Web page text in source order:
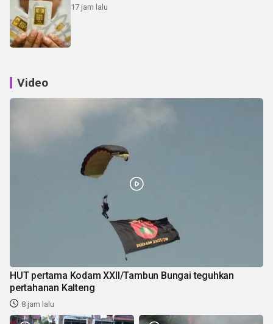
17 jam lalu
Video
HUT pertama Kodam XXII/Tambun Bungai teguhkan
pertahanan Kalteng
8 jam lalu